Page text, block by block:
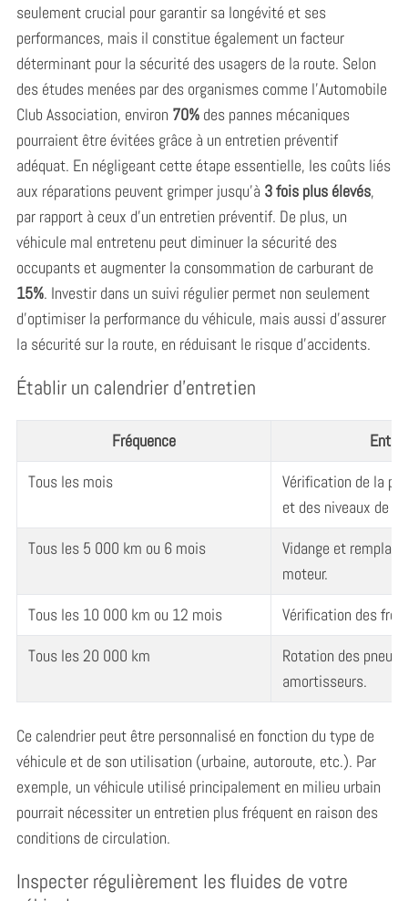
seulement crucial pour garantir sa longévité et ses
performances, mais il constitue également un facteur
déterminant pour la sécurité des usagers de la route. Selon
des études menées par des organismes comme l’Automobile
Club Association, environ 70%des pannes mécaniques
pourraient être évitées grâce à un entretien préventif
adéquat. En négligeant cette étape essentielle, les coûts liés
aux réparations peuvent grimper jusqu’à 3 fois plus élevés,
par rapport à ceux d’un entretien préventif. De plus, un
véhicule mal entretenu peut diminuer la sécurité des
occupants et augmenter la consommation de carburant de
15%. Investir dans un suivi régulier permet non seulement
d’optimiser la performance du véhicule, mais aussi d’assurer
la sécurité sur la route, en réduisant le risque d’accidents.
Établir un calendrier d’entretien
Fréquence
Tous les mois
Vérification de la
et des niveaux de
Tous les 5 000 km ou 6 mois
Vidange et
moteur.
Tous les 10 000 km ou 12 mois
Vérification des
Tous les 20 000 km
Rotation des pneus
amortisseurs.
Ce calendrier peut être personnalisé en fonction du type de
véhicule et de son utilisation (urbaine, autoroute, etc.). Par
exemple, un véhicule utilisé principalement en milieu urbain
pourrait nécessiter un entretien plus fréquent en raison des
conditions de circulation.
Inspecter régulièrement les fluides de votre